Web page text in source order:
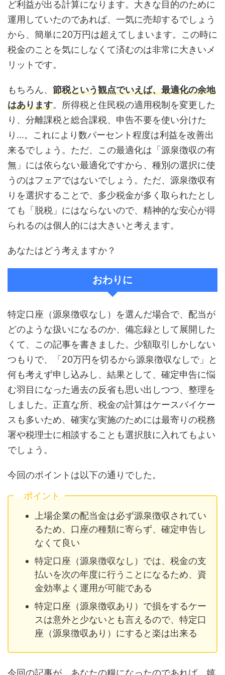
ど利益が出る計算になります。大きな目的のために
運用していたのであれば、一気に売却するでしょう
から、簡単に20万円は超えてしまいます。この時に
税金のことを気にしなくて済むのは非常に大きいメ
リットです。
もちろん、 節税という観点でいえば、最適化の余地
はあります。所得税と住民税の適用税制を変更した
り、分離課税と総合課税、申告不要を使い分けた
り…。これにより数パーセント程度は利益を改善出
来るでしょう。ただ、この最適化は「源泉徴収の有
無」には依らない最適化ですから、種別の選択に使
うのはフェアではないでしょう。ただ、源泉徴収有
りを選択することで、多少税金が多く取られたとし
ても「脱税」にはならないので、精神的な安心が得
られるのは個人的には大きいと考えます。
あなたはどう考えますか？
おわりに
特定口座（源泉徴収なし）を選んだ場合で、配当が
どのような扱いになるのか、備忘録として展開した
くて、この記事を書きました。少額取引しかしない
つもりで、「20万円を切るから源泉徴収なしで」と
何も考えず申し込みし、結果として、確定申告に悩
む羽目になった過去の反省も思い出しつつ、整理を
しました。正直な所、税金の計算はケースバイケー
スも多いため、確実な実施のためには最寄りの税務
署や税理士に相談することも選択肢に入れてもよい
でしょう。
今回のポイントは以下の通りでした。
ポイント
上場企業の配当金は必ず源泉徴収されてい
るため、口座の種類に寄らず、確定申告し
なくて良い
特定口座（源泉徴収なし）では、税金の支
払いを次の年度に行うことになるため、資
金効率よく運用が可能である
特定口座（源泉徴収あり）で損をするケー
スは意外と少ないとも言えるので、特定口
座（源泉徴収あり）にすると楽は出来る
今回の記事が、あなたの糧になったのであれば、嬉